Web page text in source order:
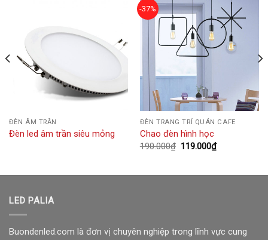
ĐÈN ÂM TRẦN
Đèn led âm trần siêu mỏng
-37%
ĐÈN TRANG TRÍ QUÁN CAFE
Chao đèn hình học
190.000₫ Giá
119.000₫Giá
hiện
LED PALIA
Buondenled.com là đơn vị chuyên nghiệp trong lĩnh vực cung